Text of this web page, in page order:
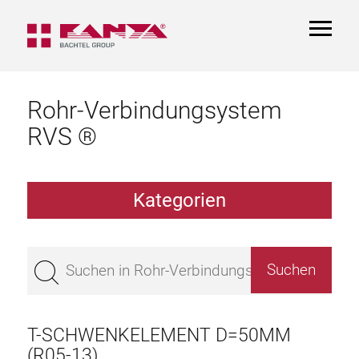
Rohr-Verbindungsystem
RVS ®
Kategorien
Aluminium-Rohre
T-SCHWENKELEMENT D=50MM